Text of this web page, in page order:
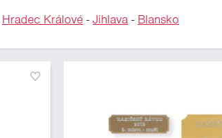
Hradec Králové-Jihlava- Blansko